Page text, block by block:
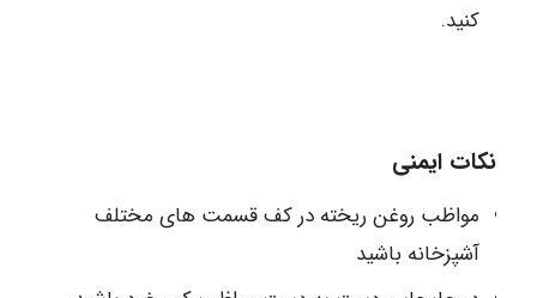
کنید.
نکات ایمنی
مواظب روغن ریخته در کف قسمت های مختلف
آشپزخانه باشید